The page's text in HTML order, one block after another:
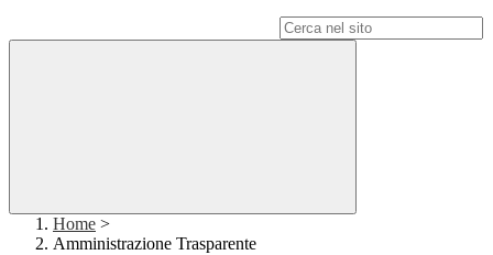
Home >
Amministrazione Trasparente